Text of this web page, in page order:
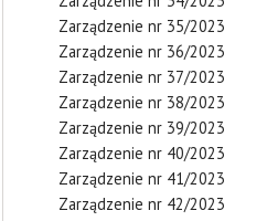
Zarządzenie nr 35/2023
Zarządzenie nr 36/2023
Zarządzenie nr 37/2023
Zarządzenie nr 38/2023
Zarządzenie nr 39/2023
Zarządzenie nr 40/2023
Zarządzenie nr 41/2023
Zarządzenie nr 42/2023